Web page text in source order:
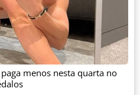
menos nesta quarta no